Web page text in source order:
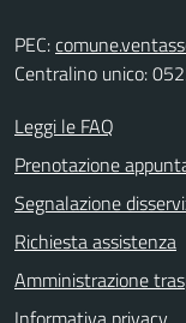
PEC:
Centralino unico:
Leggi le FAQ
Prenotazione
Segnalazione
Richiesta assistenza
Amministrazione